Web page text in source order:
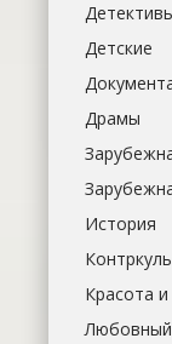
Детские
Драмы
История
Красота